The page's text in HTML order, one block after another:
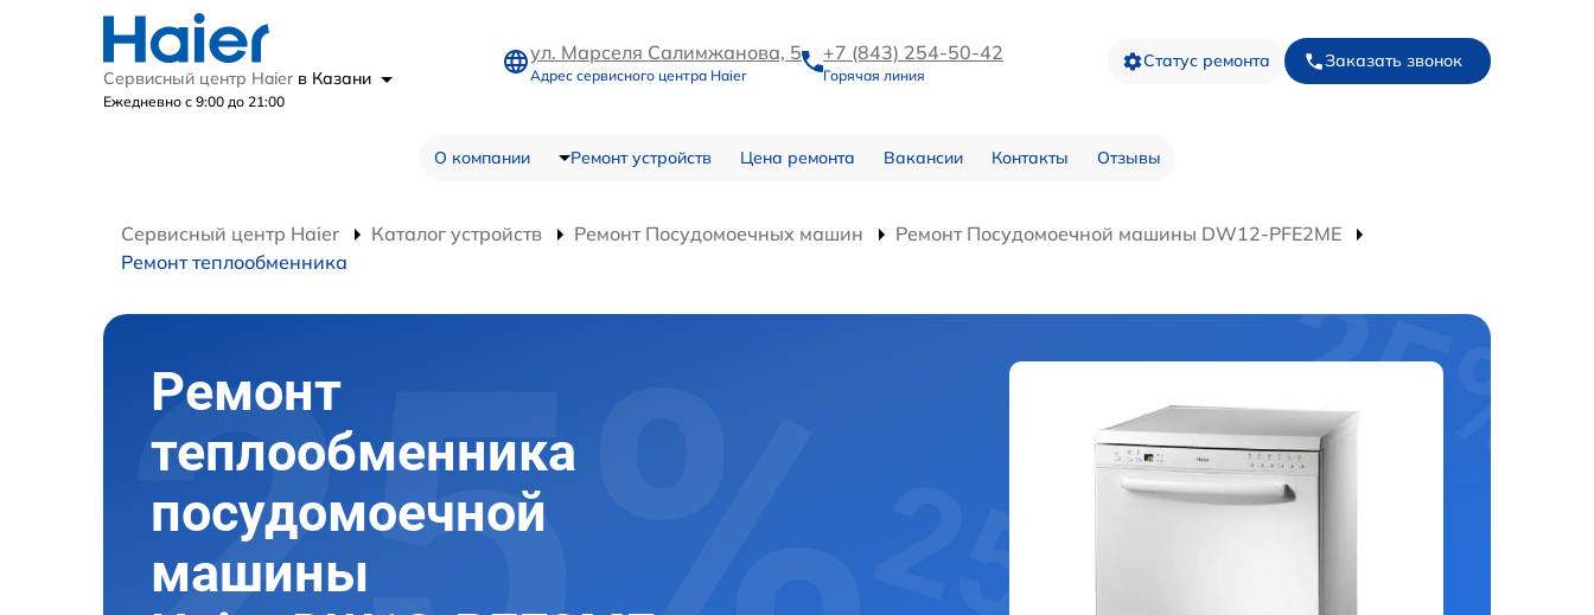
Сервисный центр Haier в Казани
Ежедневно с 9:00 до 21:00
ул. Марселя Салимжанова, 5
Адрес сервисного центра Haier
+7 (843) 254-50-42
Горячая линия
Статус ремонта Заказать звонок
О компании Ремонт устройств Цена ремонта Вакансии Контакты Отзывы
Сервисный центр Haier Каталог устройств Ремонт Посудомоечных машин
Ремонт Посудомоечной машины DW12-PFE2ME
Ремонт теплообменника
Ремонт
теплообменника
посудомоечной
машины